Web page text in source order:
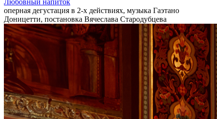
Любовный напиток
оперная дегустация в 2-х действиях, музыка Гаэтано
Доницетти, постановка Вячеслава Стародубцева